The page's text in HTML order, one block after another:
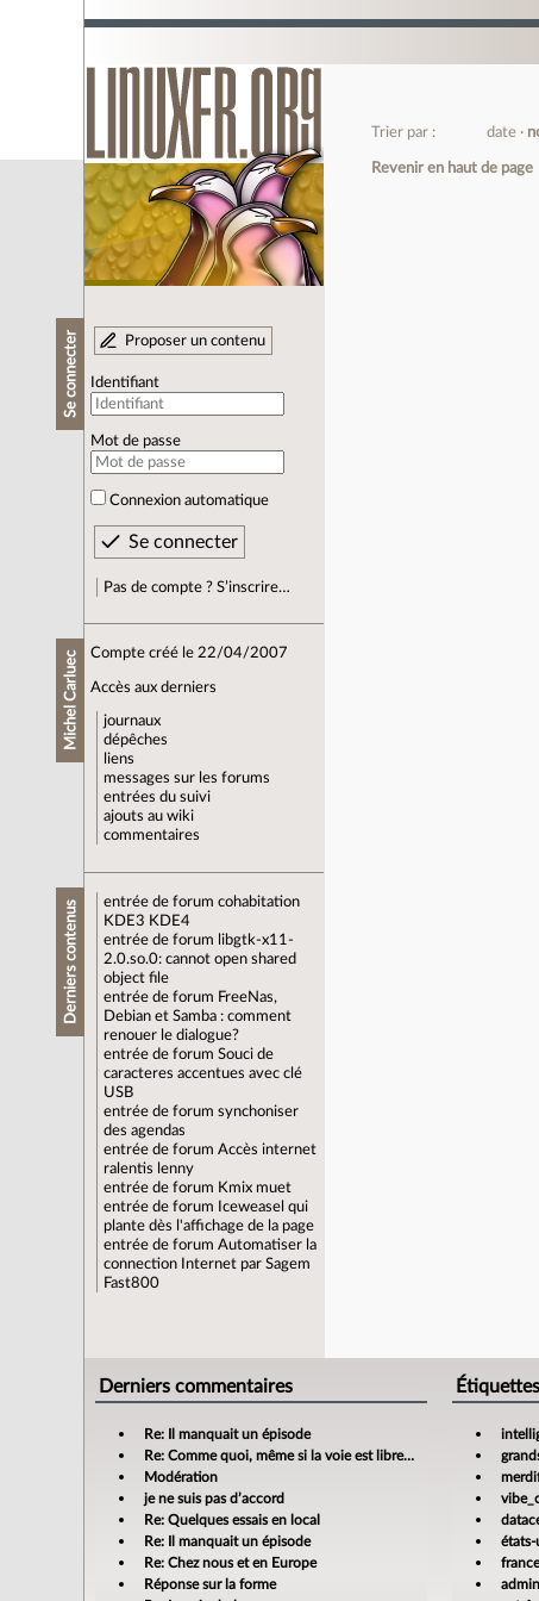
Se connecter Proposer un contenu
Identifiant
Mot de passe
Connexion automatique
Pas de compte ? S’inscrire…
Michel Carluec Compte créé le 22/04/2007
Accès aux derniers
journaux
dépêches
liens
messages sur les forums
entrées du suivi
ajouts au wiki
commentaires
Derniers contenus entrée de forum cohabitation
KDE3 KDE4
entrée de forum libgtk-x11-
2.0.so.0: cannot open shared
object file
entrée de forum FreeNas,
Debian et Samba : comment
renouer le dialogue?
entrée de forum Souci de
caracteres accentues avec clé
USB
entrée de forum synchoniser
des agendas
entrée de forum Accès internet
ralentis lenny
entrée de forum Kmix muet
entrée de forum
Iceweasel qui
plante dès l'affichage de la page
entrée de forum Automatiser la
connection Internet par Sagem
Fast800
Trier par : date
Revenir en haut de page
Derniers commentaires
Re: Il manquait un épisode
Re: Comme quoi, même si la voie est libre…
Modération
je ne suis pas d’accord
Re: Quelques essais en local
Re: Il manquait un épisode
Re: Chez nous et en Europe
Réponse sur la forme
états-
france